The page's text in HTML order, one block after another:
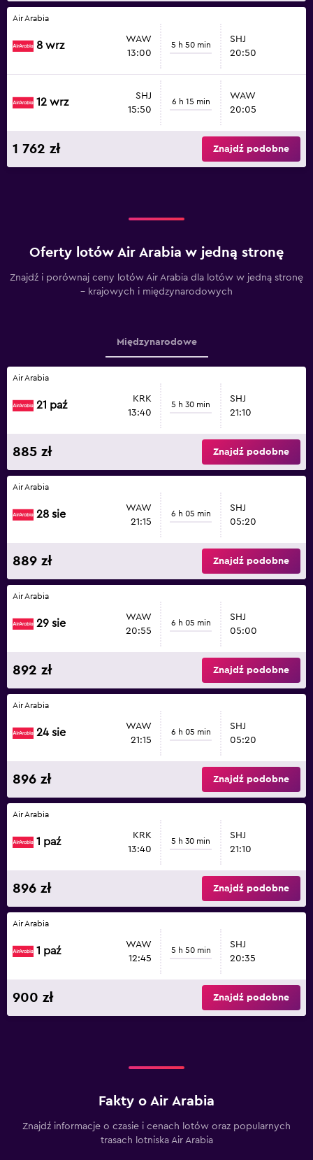
Air Arabia
8 wrz
WAW
13:00
5 h 50 min
SHJ
20:50
12 wrz
SHJ
15:50
6 h 15 min
WAW
20:05
1 762 zł Znajdź podobne
Oferty lotów Air Arabia w jedną stronę
Znajdź i porównaj ceny lotów Air Arabia dla lotów w jedną stronę
– krajowych i międzynarodowych
Międzynarodowe
Air Arabia
21 paź
KRK
13:40
5 h 30 min
SHJ
21:10
885 zł Znajdź podobne
Air Arabia
28 sie
WAW
21:15
6 h 05 min
SHJ
05:20
889 zł Znajdź podobne
Air Arabia
29 sie
WAW
20:55
6 h 05 min
SHJ
05:00
892 zł Znajdź podobne
Air Arabia
24 sie
WAW
21:15
6 h 05 min
SHJ
05:20
896 zł Znajdź podobne
Air Arabia
1 paź
KRK
13:40
5 h 30 min
SHJ
21:10
896 zł Znajdź podobne
Air Arabia
1 paź
WAW
12:45
5 h 50 min
SHJ
20:35
900 zł Znajdź podobne
Fakty o Air Arabia
Znajdź informacje o czasie i cenach lotów oraz popularnych
trasach lotniska Air Arabia